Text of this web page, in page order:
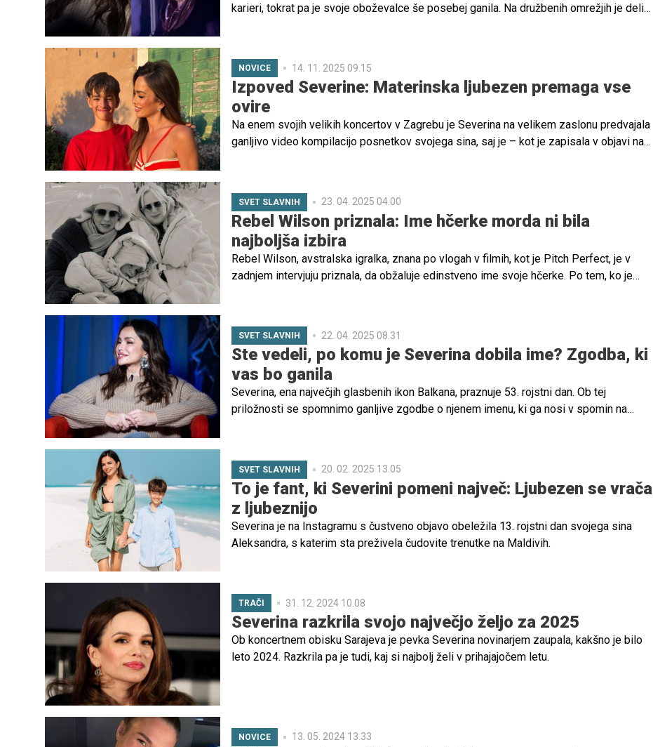
karieri, tokrat pa je svoje oboževalce še posebej ganila. Na družbenih omrežjih je delila
NOVICE 14. 11. 2025 09.15
Izpoved Severine: Materinska ljubezen premaga vse
ovire
Na enem svojih velikih koncertov v Zagrebu je Severina na velikem zaslonu predvajala
ganljivo video kompilacijo posnetkov svojega sina, saj je – kot je zapisala v objavi na
SVET SLAVNIH 23. 04. 2025 04.00
Rebel Wilson priznala: Ime hčerke morda ni bila
najboljša izbira
Rebel Wilson, avstralska igralka, znana po vlogah v filmih, kot je Pitch Perfect, je v
zadnjem intervjuju priznala, da obžaluje edinstveno ime svoje hčerke. Po tem, ko je
SVET SLAVNIH 22. 04. 2025 08.31
Ste vedeli, po komu je Severina dobila ime? Zgodba, ki
vas bo ganila
Severina, ena največjih glasbenih ikon Balkana, praznuje 53. rojstni dan. Ob tej
priložnosti se spomnimo ganljive zgodbe o njenem imenu, ki ga nosi v spomin na
SVET SLAVNIH 20. 02. 2025 13.05
To je fant, ki Severini pomeni največ: Ljubezen se vrača
z ljubeznijo
Severina je na Instagramu s čustveno objavo obeležila 13. rojstni dan svojega sina
Aleksandra, s katerim sta preživela čudovite trenutke na Maldivih.
TRAČI 31. 12. 2024 10.08
Severina razkrila svojo največjo željo za 2025
Ob koncertnem obisku Sarajeva je pevka Severina novinarjem zaupala, kakšno je bilo
leto 2024. Razkrila pa je tudi, kaj si najbolj želi v prihajajočem letu.
NOVICE 13. 05. 2024 13.33